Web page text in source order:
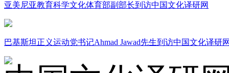
亚美尼亚教育科学文化体育部副部长到访中国文化译研网
巴基斯坦正义运动党书记Ahmad Jawad先生到访中国文化译研
关于我们